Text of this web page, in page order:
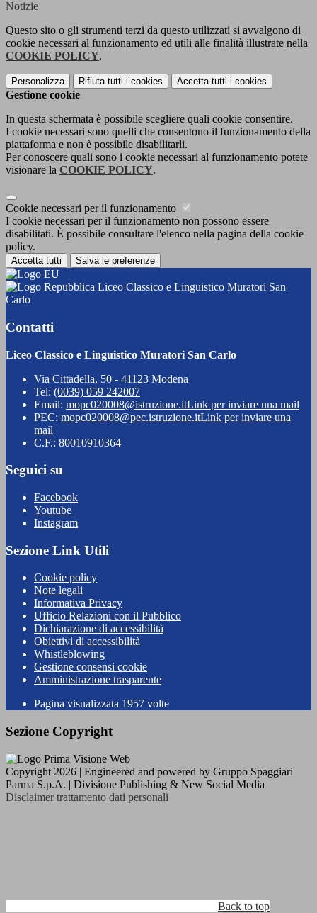
Notizie
Questo sito o gli strumenti terzi da questo utilizzati si avvalgono di
cookie necessari al funzionamento ed utili alle finalità illustrate nella
COOKIE POLICY.
Personalizza Rifiuta tutti i cookies Accetta tutti i cookies
Gestione cookie
In questa schermata è possibile scegliere quali cookie consentire.
I cookie necessari sono quelli che consentono il funzionamento della
piattaforma e non è possibile disabilitarli.
Per conoscere quali sono i cookie necessari al funzionamento potete
visionare la COOKIE POLICY.
Cookie necessari per il funzionamento
I cookie necessari per il funzionamento non possono essere
disabilitati. È possibile consultare l'elenco nella pagina della cookie
policy.
Accetta tutti Salva le preferenze
Liceo Classico e Linguistico Muratori San
Carlo
Contatti
Liceo Classico e Linguistico Muratori San Carlo
Via Cittadella, 50 - 41123 Modena
Tel: (0039) 059 242007
Email: mopc020008@istruzione.itLink per inviare una mail
PEC: mopc020008@pec.istruzione.itLink per inviare una
mail
C.F.: 80010910364
Seguici su
Facebook
Youtube
Instagram
Sezione Link Utili
Cookie policy
Note legali
Informativa Privacy
Ufficio Relazioni con il Pubblico
Dichiarazione di accessibilità
Obiettivi di accessibilità
Whistleblowing
Gestione consensi cookie
Amministrazione trasparente
Pagina visualizzata 1957 volte
Sezione Copyright
Copyright 2026 | Engineered and powered by Gruppo Spaggiari
Parma S.p.A. | Divisione Publishing & New Social Media
Disclaimer trattamento dati personali
Back to top